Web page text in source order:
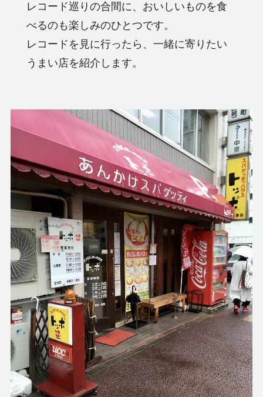
レコード巡りの合間に、おいしいものを食
べるのも楽しみのひとつです。
レコードを見に行ったら、一緒に寄りたい
うまい店を紹介します。